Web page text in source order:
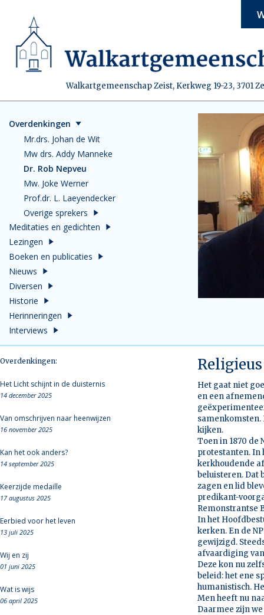
Walkartgemeenschap Zeist, Kerkweg 19-23, 3701
Overdenkingen
Mr.drs. Johan de Wit
Mw drs. Addy Manneke
Dr. Rob Nepveu
Mw. Joke Werner
Prof.dr. L. Laeyendecker
Overige sprekers
Meditaties en gedichten
Lezingen
Boeken en publicaties
Nieuws
Diversen
Historie
Herinneringen
Interviews
Overdenkingen:
Het Licht schijnt in de duisternis
14 december 2025
Van omschrijven naar heenwijzen
16 november 2025
Kan het ook anders?
14 september 2025
Keerzijde medaille
17 augustus 2025
Eerbied voor het leven
13 juli 2025
Wij en zij
01 juni 2025
Wat is wijs
06 april 2025
Het gaat niet
en een
samenkomsten.
kijken.
Toen in 1870 de
protestanten. In
kerkhoudende
beluisteren. Dat
zagen en lid
predikant-
Remonstrantse
In het
kerken. En de
gewijzigd.
afvaardiging
Deze kon nu
beleid: het ene
humanistisch.
Men heeft nu
Daarmee zijn